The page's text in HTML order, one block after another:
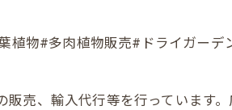
植物#多肉植物販売#ドライガーデ
売、輸入代行等を行っています